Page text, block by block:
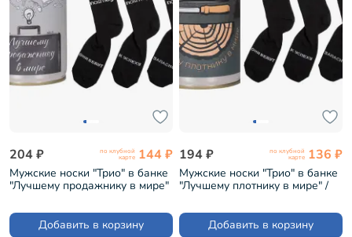
204 ₽ по клубной
карте 144 ₽
Мужские носки "Трио" в банке
"Лучшему продажнику в мире"
Добавить в корзину
194 ₽ по клубной
карте 136 ₽
Мужские носки "Трио" в банке
"Лучшему плотнику в мире" /
Добавить в корзину